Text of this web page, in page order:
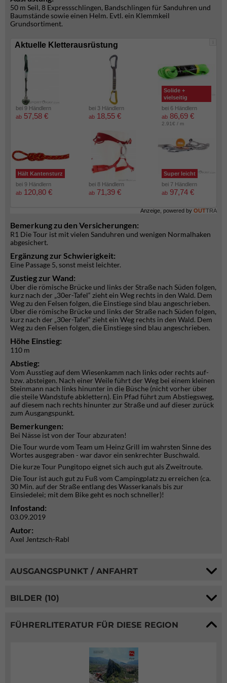
50 m Seil, 8 Expressschlingen, Bandschlingen für Sanduhren und
Baumstände sowie einen Helm. Evtl. ein Klemmkeil
Grundsortiment.
i
Aktuelle Kletterausrüstung
bei 9 Händlern
ab 57,58 €
bei 3 Händlern
ab 18,55 €
Solide +
vielseitig
bei 6 Händlern
ab 86,69 €
2.91€ / m
Hält Kantensturz
bei 9 Händlern
ab 120,80 €
bei 8 Händlern
ab 71,39 €
Super leicht
bei 7 Händlern
ab 97,74 €
Anzeige, powered by OUTTRA
Bemerkung zu den Versicherungen:
R1 Die Tour ist mit vielen Sanduhren und wenigen Normalhaken
abgesichert.
Ergänzung zur Schwierigkeit:
Eine Passage 5, sonst meist leichter.
Zustieg zur Wand:
Über die römische Brücke und links der Straße nach Süden folgen,
kurz nach der „30er-Tafel“ zieht ein Weg rechts in den Wald. Dem
Weg zu den Felsen folgen, die Einstiege sind blau angeschrieben.
Über die römische Brücke und links der Straße nach Süden folgen,
kurz nach der „30er-Tafel“ zieht ein Weg rechts in den Wald. Dem
Weg zu den Felsen folgen, die Einstiege sind blau angeschrieben.
Höhe Einstieg:
110 m
Abstieg:
Vom Ausstieg auf dem Wiesenkamm nach links oder rechts auf-
bzw. absteigen. Nach einer Weile führt der Weg bei einem kleinen
Steinmann nach links hinunter in die Büsche (nicht vorher über
die steile Wandstufe abklettern). Ein Pfad führt zum Abstiegsweg,
auf diesem nach rechts hinunter zur Straße und auf dieser zurück
zum Ausgangspunkt.
Bemerkungen:
Bei Nässe ist von der Tour abzuraten!
Die Tour wurde vom Team um Heinz Grill im wahrsten Sinne des
Wortes ausgegraben - war davor ein senkrechter Buschwald.
Die kurze Tour Pungitopo eignet sich auch gut als Zweitroute.
Die Tour ist auch gut zu Fuß vom Campingplatz zu erreichen (ca.
30 Min. auf der Straße entlang des Wasserkanals bis zur
Einsiedelei; mit dem Bike geht es noch schneller)!
Infostand:
03.09.2019
Autor:
Axel Jentzsch-Rabl
AUSGANGSPUNKT / ANFAHRT
BILDER (10)
FÜHRERLITERATUR FÜR DIESE REGION